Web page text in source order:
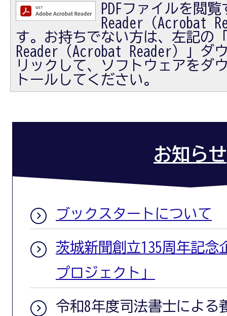
PDFファイルを閲
Reader（Acrobat
す。お持ちでない方は、左記の
Reader（Acrobat Reader）」ダ
リックして、ソフトウェアをダ
トールしてください。
お知らせ
ブックスタートについて
茨城新聞創立135周年記念
プロジェクト」
令和8年度司法書士による